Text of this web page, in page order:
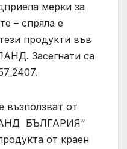
мерки за
– спряла е
продукти във
Засегнати са
възползват от
БЪЛГАРИЯ“
от краен